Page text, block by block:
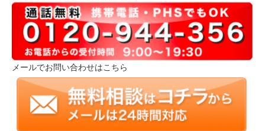
メールでお問い合わせはこちら